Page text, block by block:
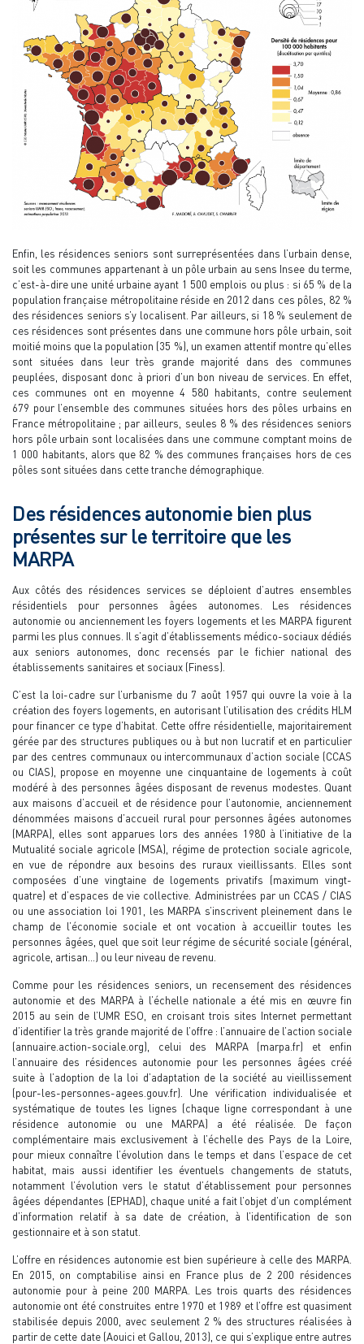
Enfin, les résidences seniors sont surreprésentées dans l’urbain dense,
soit les communes appartenant à un pôle urbain au sens Insee du terme,
c’est-à-dire une unité urbaine ayant 1 500 emplois ou plus : si 65 % de la
population française métropolitaine réside en 2012 dans ces pôles, 82 %
des résidences seniors s’y localisent. Par ailleurs, si 18 % seulement de
ces résidences sont présentes dans une commune hors pôle urbain, soit
moitié moins que la population (35 %), un examen attentif montre qu’elles
sont situées dans leur très grande majorité dans des communes
peuplées, disposant donc à priori d’un bon niveau de services. En effet,
ces communes ont en moyenne 4 580 habitants, contre seulement
679 pour l’ensemble des communes situées hors des pôles urbains en
France métropolitaine ; par ailleurs, seules 8 % des résidences seniors
hors pôle urbain sont localisées dans une commune comptant moins de
1 000 habitants, alors que 82 % des communes françaises hors de ces
pôles sont situées dans cette tranche démographique.
Des résidences autonomie bien plus
présentes sur le territoire que les
MARPA
Aux côtés des résidences services se déploient d’autres ensembles
résidentiels pour personnes âgées autonomes. Les résidences
autonomie ou anciennement les foyers logements et les MARPA figurent
parmi les plus connues. Il s’agit d’établissements médico-sociaux dédiés
aux seniors autonomes, donc recensés par le fichier national des
établissements sanitaires et sociaux (Finess).
C’est la loi-cadre sur l’urbanisme du 7 août 1957 qui ouvre la voie à la
création des foyers logements, en autorisant l’utilisation des crédits HLM
pour financer ce type d’habitat. Cette offre résidentielle, majoritairement
gérée par des structures publiques ou à but non lucratif et en particulier
par des centres communaux ou intercommunaux d’action sociale (CCAS
ou CIAS), propose en moyenne une cinquantaine de logements à coût
modéré à des personnes âgées disposant de revenus modestes. Quant
aux maisons d’accueil et de résidence pour l’autonomie, anciennement
dénommées maisons d’accueil rural pour personnes âgées autonomes
(MARPA), elles sont apparues lors des années 1980 à l’initiative de la
Mutualité sociale agricole (MSA), régime de protection sociale agricole,
en vue de répondre aux besoins des ruraux vieillissants. Elles sont
composées d’une vingtaine de logements privatifs (maximum vingt-
quatre) et d’espaces de vie collective. Administrées par un CCAS / CIAS
ou une association loi 1901, les MARPA s’inscrivent pleinement dans le
champ de l’économie sociale et ont vocation à accueillir toutes les
personnes âgées, quel que soit leur régime de sécurité sociale (général,
agricole, artisan...) ou leur niveau de revenu.
Comme pour les résidences seniors, un recensement des résidences
autonomie et des MARPA à l’échelle nationale a été mis en œuvre fin
2015 au sein de l’UMR ESO, en croisant trois sites Internet permettant
d’identifier la très grande majorité de l’offre : l’annuaire de l’action sociale
(annuaire.action-sociale.org), celui des MARPA (marpa.fr) et enfin
l’annuaire des résidences autonomie pour les personnes âgées créé
suite à l’adoption de la loi d’adaptation de la société au vieillissement
(pour-les-personnes-agees.gouv.fr). Une vérification individualisée et
systématique de toutes les lignes (chaque ligne correspondant à une
résidence autonomie ou une MARPA) a été réalisée. De façon
complémentaire mais exclusivement à l’échelle des Pays de la Loire,
pour mieux connaître l’évolution dans le temps et dans l’espace de cet
habitat, mais aussi identifier les éventuels changements de statuts,
notamment l’évolution vers le statut d’établissement pour personnes
âgées dépendantes (EPHAD), chaque unité a fait l’objet d’un complément
d’information relatif à sa date de création, à l’identification de son
gestionnaire et à son statut.
L’offre en résidences autonomie est bien supérieure à celle des MARPA.
En 2015, on comptabilise ainsi en France plus de 2 200 résidences
autonomie pour à peine 200 MARPA. Les trois quarts des résidences
autonomie ont été construites entre 1970 et 1989 et l’offre est quasiment
stabilisée depuis 2000, avec seulement 2 % des structures réalisées à
partir de cette date (Aouici et Gallou, 2013), ce qui s’explique entre autres